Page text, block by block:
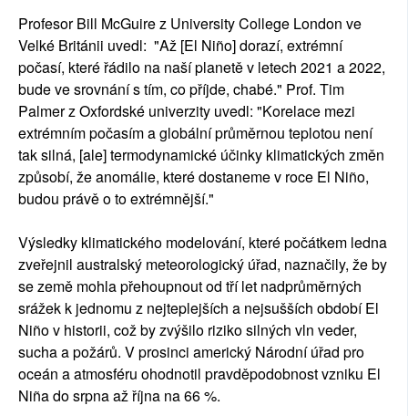
Profesor Bill McGuire z University College London ve
Velké Británii uvedl: "Až [El Niño] dorazí, extrémní
počasí, které řádilo na naší planetě v letech 2021 a 2022,
bude ve srovnání s tím, co příjde, chabé." Prof. Tim
Palmer z Oxfordské univerzity uvedl: "Korelace mezi
extrémním počasím a globální průměrnou teplotou není
tak silná, [ale] termodynamické účinky klimatických změn
způsobí, že anomálie, které dostaneme v roce El Niño,
budou právě o to extrémnější."
Výsledky klimatického modelování, které počátkem ledna
zveřejnil australský meteorologický úřad, naznačily, že by
se země mohla přehoupnout od tří let nadprůměrných
srážek k jednomu z nejteplejších a nejsušších období El
Niño v historii, což by zvýšilo riziko silných vln veder,
sucha a požárů. V prosinci americký Národní úřad pro
oceán a atmosféru ohodnotil pravděpodobnost vzniku El
Niña do srpna až října na 66 %.